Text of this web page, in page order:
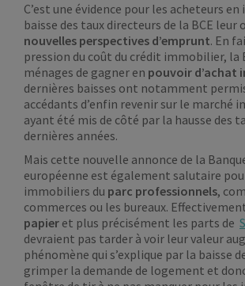
C’est une évidence pour les acheteurs
baisse des taux directeurs de la BCE leur
nouvelles perspectives d’emprunt. En
pression du coût du crédit immobilier, la
ménages de gagner en pouvoir d’achat
dernières baisses ont notamment
accédants d’enfin revenir sur le marché
ayant été mis de côté par la hausse des
dernières années.
Mais cette nouvelle annonce de la
européenne est également salutaire
immobiliers du parc professionnels,
commerces ou les bureaux.
papier et plus précisément les parts de
devraient pas tarder à voir leur valeur
phénomène qui s’explique par la baisse
grimper la demande de logement et